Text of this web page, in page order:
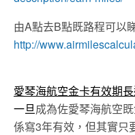
由A點去B點既路程可以
http://
愛琴海航空金卡有效期長
一旦成為佐愛琴海航空
係寫3年有效，但其實只